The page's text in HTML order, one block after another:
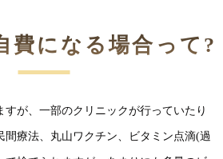
費になる場合って?
すが、一部のクリニックが行っていたり
間療法、丸山ワクチン、ビタミン点滴(過